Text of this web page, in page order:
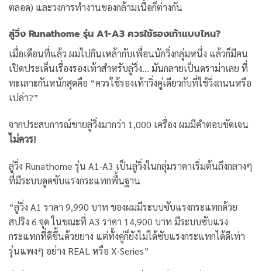
ตลอด) และวงการทำงานของกล้ามเนื้อก็ต่างกัน
ลู่วิ่ง Runathome รุ่น A1-A3 ควรใช้รองเท้าแบบไหน?
เมื่อเดือนที่แล้ว ผมไปกินเหล้ากับเพื่อนนักวิ่งกลุ่มหนึ่ง แล้วก็มีคน
เปิดประเด็นเรื่องรองเท้าสำหรับลู่วิ่ง… มันกลายเป็นดราม่าเลย ที่
ทะเลาะกันหนักสุดคือ “ควรใช้รองเท้าวิ่งคู่เดียวกับที่ใช้วิ่งถนนหรือ
เปล่า?”
จากประสบการณ์ขายลู่วิ่งมากว่า 1,000 เครื่อง ผมมีคำตอบชัดเจน
ไม่ควร!
ลู่วิ่ง Runathome รุ่น A1-A3 เป็นลู่วิ่งในกลุ่มราคาเริ่มต้นถึงกลางๆ
ที่มีระบบดูดซับแรงกระแทกพื้นฐาน
“ลู่วิ่ง A1 ราคา 9,990 บาท ของผมมีระบบซับแรงกระแทกด้วย
สปริง 6 จุด ในขณะที่ A3 ราคา 14,900 บาท มีระบบซับแรง
กระแทกที่ดีขึ้นด้วยยาง แต่ทั้งคู่ก็ยังไม่ได้ซับแรงกระแทกได้ดีเท่า
รุ่นแพงๆ อย่าง REAL หรือ X-Series”